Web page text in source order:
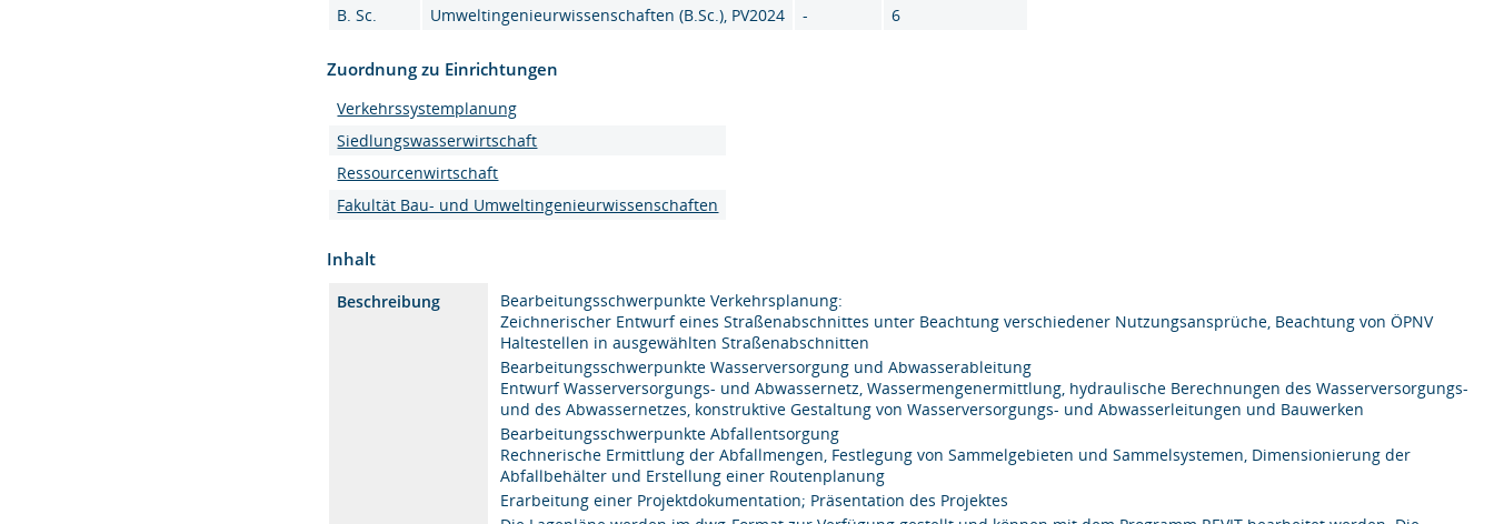
B. Sc.
Umweltingenieurwissenschaften (B.Sc.), PV2024 - 6
Zuordnung zu Einrichtungen
Verkehrssystemplanung
Siedlungswasserwirtschaft
Ressourcenwirtschaft
Fakultät Bau- und Umweltingenieurwissenschaften
Inhalt
Beschreibung
Bearbeitungsschwerpunkte Verkehrsplanung:
Zeichnerischer Entwurf eines Straßenabschnittes unter Beachtung verschiedener Nutzungsansprüche, Beachtung von ÖPNV
Haltestellen in ausgewählten Straßenabschnitten
Bearbeitungsschwerpunkte Wasserversorgung und Abwasserableitung
Entwurf Wasserversorgungs- und Abwassernetz, Wassermengenermittlung, hydraulische Berechnungen des Wasserversorgungs-
und des Abwassernetzes, konstruktive Gestaltung von Wasserversorgungs- und Abwasserleitungen und Bauwerken
Bearbeitungsschwerpunkte Abfallentsorgung
Rechnerische Ermittlung der Abfallmengen, Festlegung von Sammelgebieten und Sammelsystemen, Dimensionierung der
Abfallbehälter und Erstellung einer Routenplanung
Erarbeitung einer Projektdokumentation; Präsentation des Projektes